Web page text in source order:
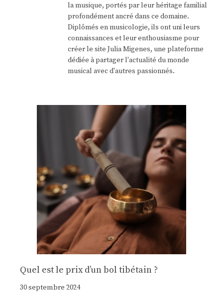
la musique, portés par leur héritage familial
profondément ancré dans ce domaine.
Diplômés en musicologie, ils ont uni leurs
connaissances et leur enthousiasme pour
créer le site Julia Migenes, une plateforme
dédiée à partager l'actualité du monde
musical avec d'autres passionnés.
Quel est le prix d’un bol tibétain ?
30 septembre 2024